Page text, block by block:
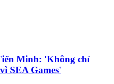
Minh: 'Không chỉ
SEA Games'